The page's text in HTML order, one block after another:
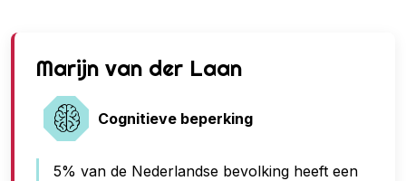
G
e
Marijn van der Laan
Cognitieve beperking
5% van de Nederlandse bevolking heeft een